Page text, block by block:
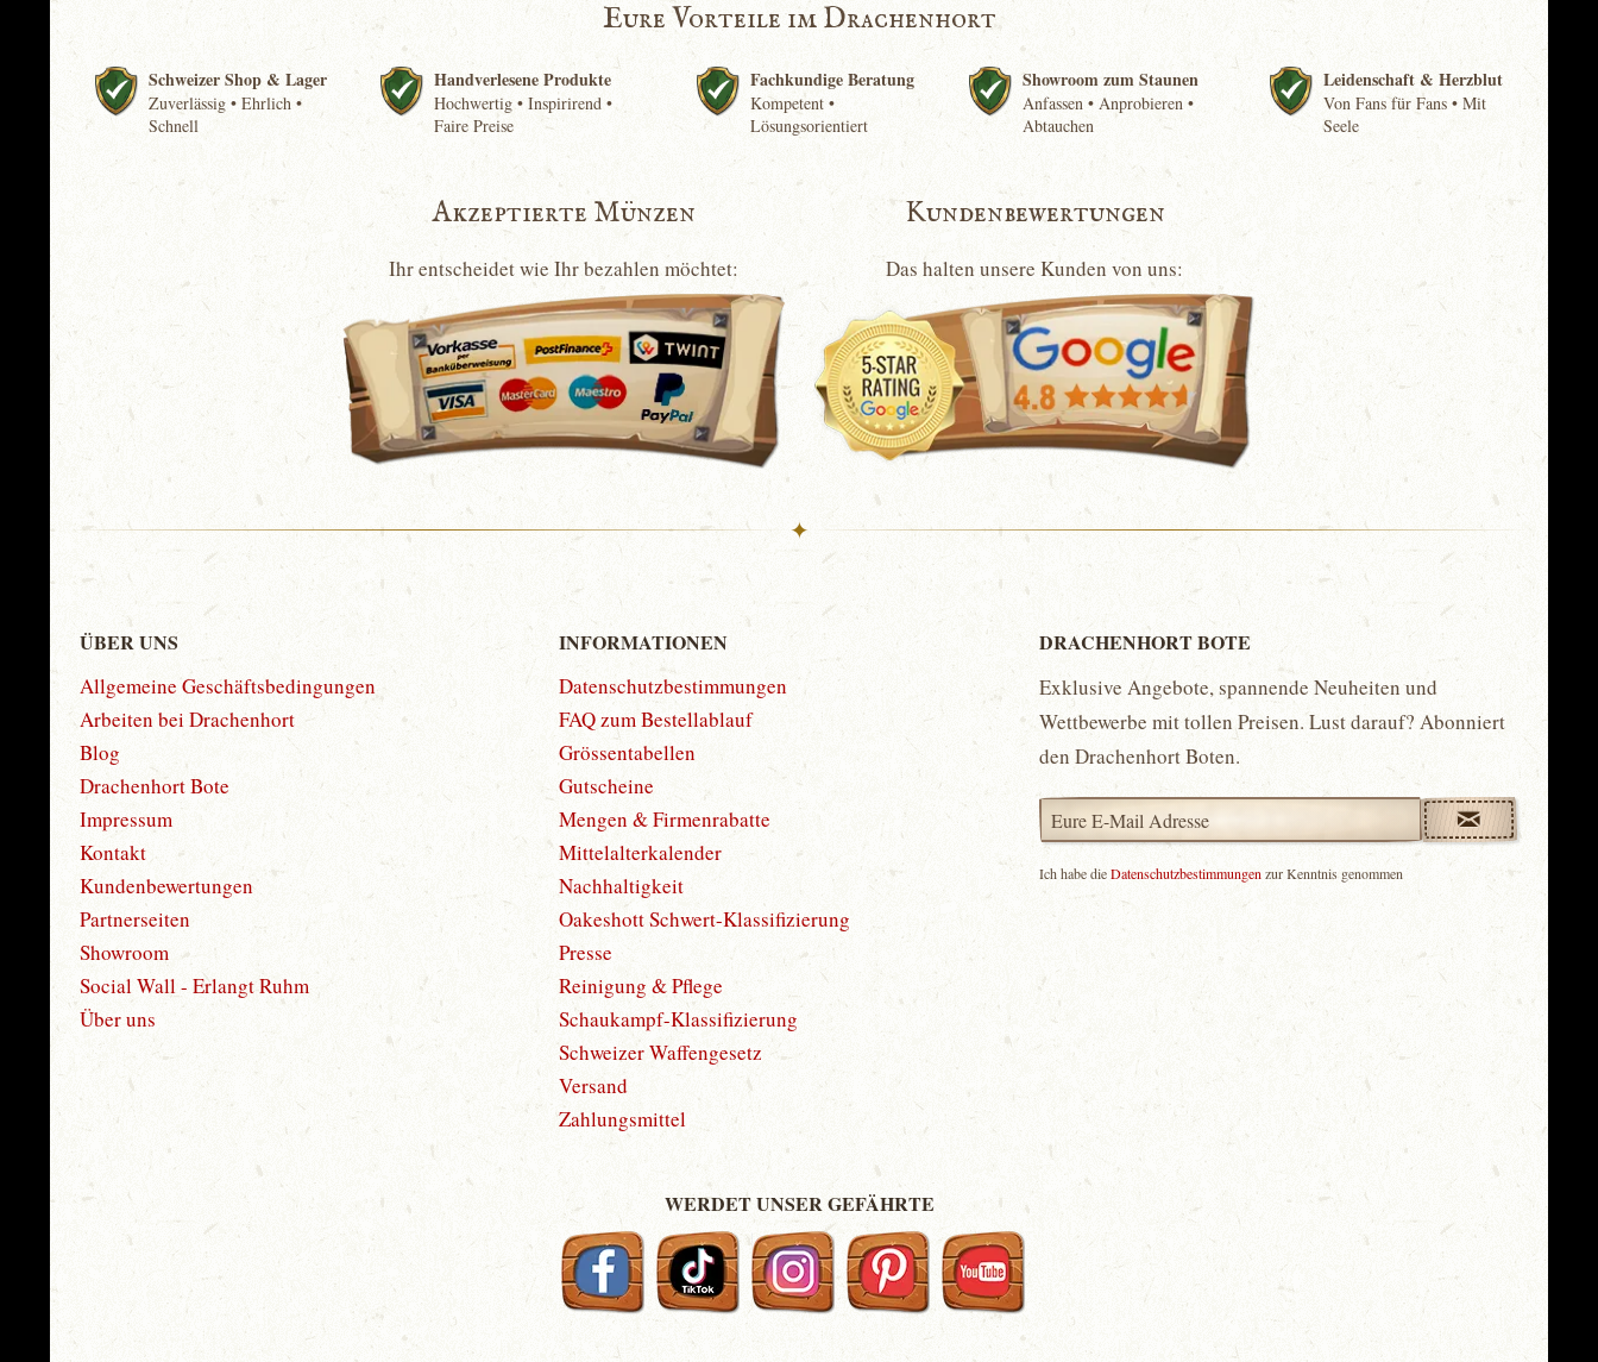
Eure Vorteile im Drachenhort
Schweizer Shop & Lager
Zuverlässig • Ehrlich •
Schnell
Handverlesene Produkte
Hochwertig • Inspirirend •
Faire Preise
Fachkundige Beratung
Kompetent •
Lösungsorientiert
Showroom zum Staunen
Anfassen • Anprobieren •
Abtauchen
Leidenschaft & Herzblut
Von Fans für Fans • Mit
Seele
Akzeptierte Münzen
Ihr entscheidet wie Ihr bezahlen möchtet:
Kundenbewertungen
Das halten unsere Kunden von uns:
✦
ÜBER UNS
Allgemeine Geschäftsbedingungen
Arbeiten bei Drachenhort
Blog
Drachenhort Bote
Impressum
Kontakt
Kundenbewertungen
Partnerseiten
Showroom
Social Wall - Erlangt Ruhm
Über uns
INFORMATIONEN
Datenschutzbestimmungen
FAQ zum Bestellablauf
Grössentabellen
Gutscheine
Mengen & Firmenrabatte
Mittelalterkalender
Nachhaltigkeit
Oakeshott Schwert-Klassifizierung
Presse
Reinigung & Pflege
Schaukampf-Klassifizierung
Schweizer Waffengesetz
Versand
Zahlungsmittel
DRACHENHORT BOTE
Exklusive Angebote, spannende Neuheiten und
Wettbewerbe mit tollen Preisen. Lust darauf? Abonniert
den Drachenhort Boten.
Ich habe dieDatenschutzbestimmungen zur Kenntnis genommen
WERDET UNSER GEFÄHRTE